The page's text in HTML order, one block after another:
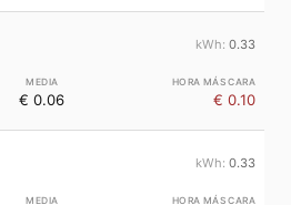
0.33
€ 0.06 € 0.10
0.33